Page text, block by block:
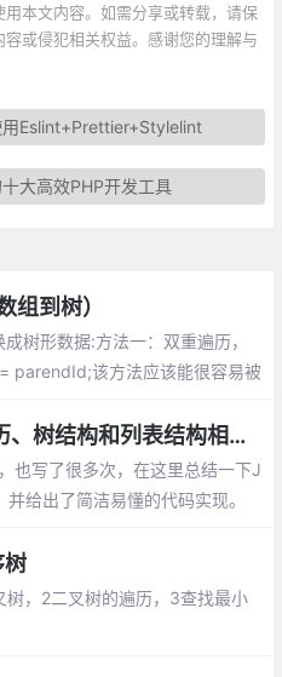
本文内容。如需分享或转载，请保
或侵犯相关权益。感谢您的理解与
Eslint+Prettier+Stylelint
大高效PHP开发工具
到树）
树形数据:方法一：双重遍历，
parendId;该方法应该能很容易被
JS树结构操作:查找、遍历、树结构和列表结构相互转换
也写了很多次，在这里总结一下J
给出了简洁易懂的代码实现。
树，2二叉
大值，5